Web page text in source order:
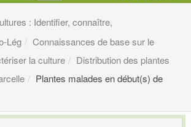
: Identifier, connaître,
Lég
Connaissances de base sur le
la culture
Distribution des plantes
Plantes malades en début(s) de